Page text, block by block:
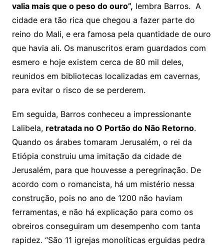
valia mais que o peso do ouro”, lembra Barros. A
cidade era tão rica que chegou a fazer parte do
reino do Mali, e era famosa pela quantidade de ouro
que havia ali. Os manuscritos eram guardados com
esmero e hoje existem cerca de 80 mil deles,
reunidos em bibliotecas localizadas em cavernas,
para evitar o risco de se perderem.
Em seguida, Barros conheceu a impressionante
Lalibela, retratada no O Portão do Não Retorno.
Quando os árabes tomaram Jerusalém, o rei da
Etiópia construiu uma imitação da cidade de
Jerusalém, para que houvesse a peregrinação. De
acordo com o romancista, há um mistério nessa
construção, pois no ano de 1200 não haviam
ferramentas, e não há explicação para como os
obreiros conseguiram um desempenho com tanta
rapidez. “São 11 igrejas monolíticas erguidas pedra